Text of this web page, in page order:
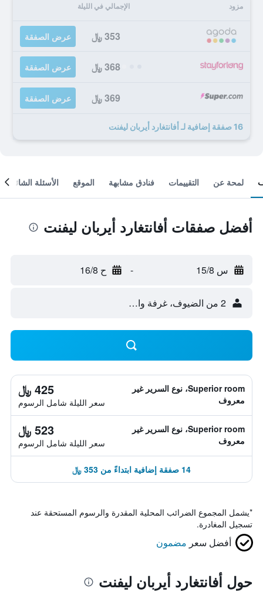
مزود الإجمالي في الليلة
353 ﷼ عرض الصفقة
368 ﷼ عرض الصفقة
369 ﷼ عرض الصفقة
16 صفقة إضافية لـ أفانتغارد أيربان ليفنت
لمحة عن التقييمات فنادق مشابهة الموقع الأسئلة الشائعة
أفضل صفقات أفانتغارد أيربان ليفنت
س 15/8 - ح 16/8
2 من الضيوف، غرفة واحدة
Superior room، نوع السرير غير
معروف
425 ﷼
سعر الليلة شامل الرسوم
Superior room، نوع السرير غير
معروف
523 ﷼
سعر الليلة شامل الرسوم
14 صفقة إضافية ابتداءً من 353 ﷼
*يشمل المجموع الضرائب المحلية المقدرة والرسوم المستحقة عند
تسجيل المغادرة.
أفضل سعر مضمون
حول أفانتغارد أيربان ليفنت